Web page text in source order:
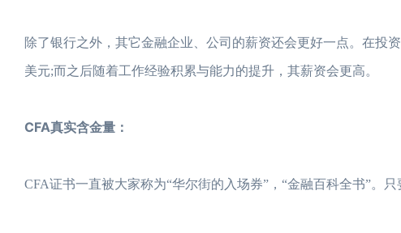
除了银行之外，其它金融企业、公司的薪资还会更好一点。在投
美元;而之后随着工作经验积累与能力的提升，其薪资会更高。
CFA真实含金量：
CFA证书一直被大家称为“华尔街的入场券”，“金融百科全书”。